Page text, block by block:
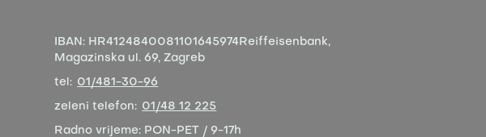
IBAN: HR4124840081101645974 Reiffeisenbank,
Magazinska ul. 69, Zagreb
tel: 01/481-30-96
zeleni telefon: 01/48 12 225
Radno vrijeme: PON-PET / 9-17h